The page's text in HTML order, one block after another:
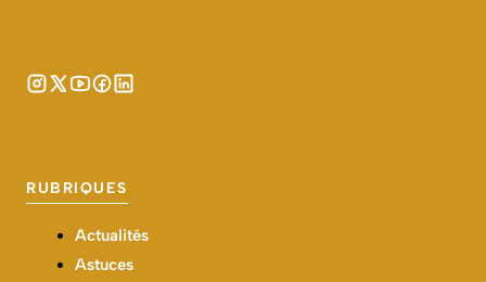
RUBRIQUES
Actualités
Astuces